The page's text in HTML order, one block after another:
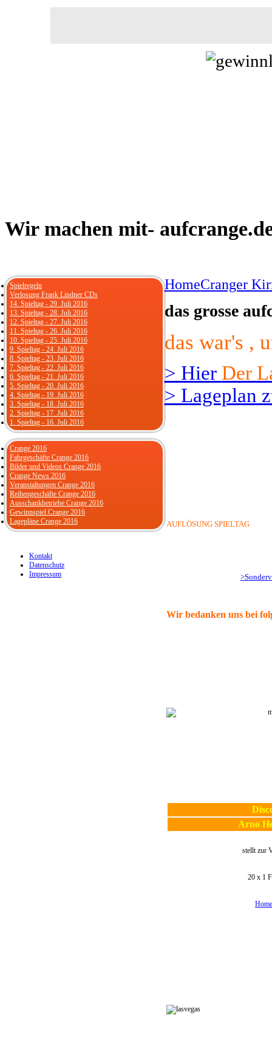
Wirmachen mit-
HomeCranger
das grosse
das war's ,
> Hier Der
> Lageplan
AUFLÖSUNG SPIELTAG
Wir bedanken uns bei
Arno
stellt zur
20 x 1
Spielregeln
Verlosung Frank Lindner CDs
14. Spieltag - 29. Juli 2016
13. Spieltag - 28. Juli 2016
12. Spieltag - 27. Juli 2016
11. Spieltag - 26. Juli 2016
10. Spieltag - 25. Juli 2016
9. Spieltag - 24. Juli 2016
8. Spieltag - 23. Juli 2016
7. Spieltag - 22. Juli 2016
6. Spieltag - 21. Juli 2016
5. Spieltag - 20. Juli 2016
4. Spieltag - 19. Juli 2016
3. Spieltag - 18. Juli 2016
2. Spieltag - 17. Juli 2016
1. Spieltag - 16. Juli 2016
Crange 2016
Fahrgeschäfte Crange 2016
Bilder und Videos Crange 2016
Crange News 2016
Veranstaltungen Crange 2016
Reihengeschäfte Crange 2016
Ausschankbetriebe Crange 2016
Gewinnspiel Crange 2016
Lagepläne Crange 2016
Kontakt
Datenschutz
Impressum